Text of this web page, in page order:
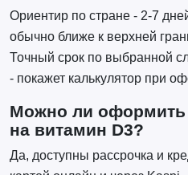
Ориентир по стране - 2-7
обычно ближе к верхней
Точный срок по выбранной
- покажет калькулятор при
Можно ли оформить
на витамин D3?
Да, доступны рассрочка и